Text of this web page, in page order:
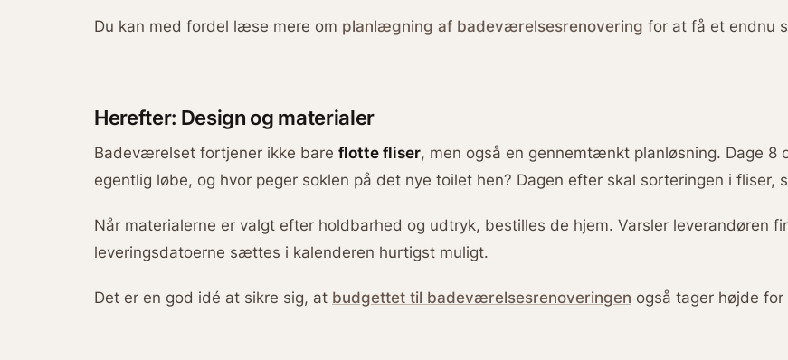
Du kan med fordel læse mere om planlægning af badeværelsesrenovering for at få et endnu
Herefter: Design og materialer
Badeværelset fortjener ikke bare flotte fliser, men også en gennemtænkt planløsning. Dage 8
egentlig løbe, og hvor peger soklen på det nye toilet hen? Dagen efter skal sorteringen i fliser,
Når materialerne er valgt efter holdbarhed og udtryk, bestilles de hjem. Varsler leverandøren
leveringsdatoerne sættes i kalenderen hurtigst muligt.
Det er en god idé at sikre sig, at budgettet til badeværelsesrenoveringen også tager højde